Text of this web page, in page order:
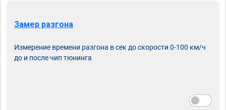
Замер разгона
Измерение времени разгона в сек до скорости 0-100 км/ч
до и после чип тюнинга